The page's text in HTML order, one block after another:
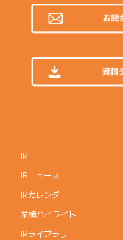
IR
IRニュース
IRカレンダー
業績ハイライト
IRライブラリ